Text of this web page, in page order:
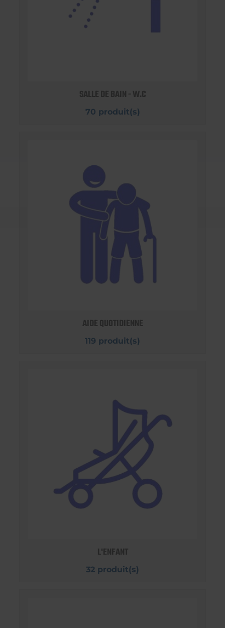
SALLE DE BAIN - W.C
70 produit(s)
AIDE QUOTIDIENNE
119 produit(s)
L'ENFANT
32 produit(s)